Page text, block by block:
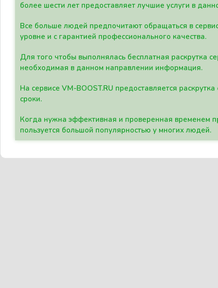
более шести лет предоставляет лучшие услуги в
Все больше людей предпочитают обращаться в
уровне и с гарантией профессионального качества.
Для того чтобы выполнялась бесплатная раскрутка
необходимая в данном направлении информация.
На сервисе VM-BOOST.RU предоставляется
сроки.
Когда нужна эффективная и проверенная временем
пользуется большой популярностью у многих людей.